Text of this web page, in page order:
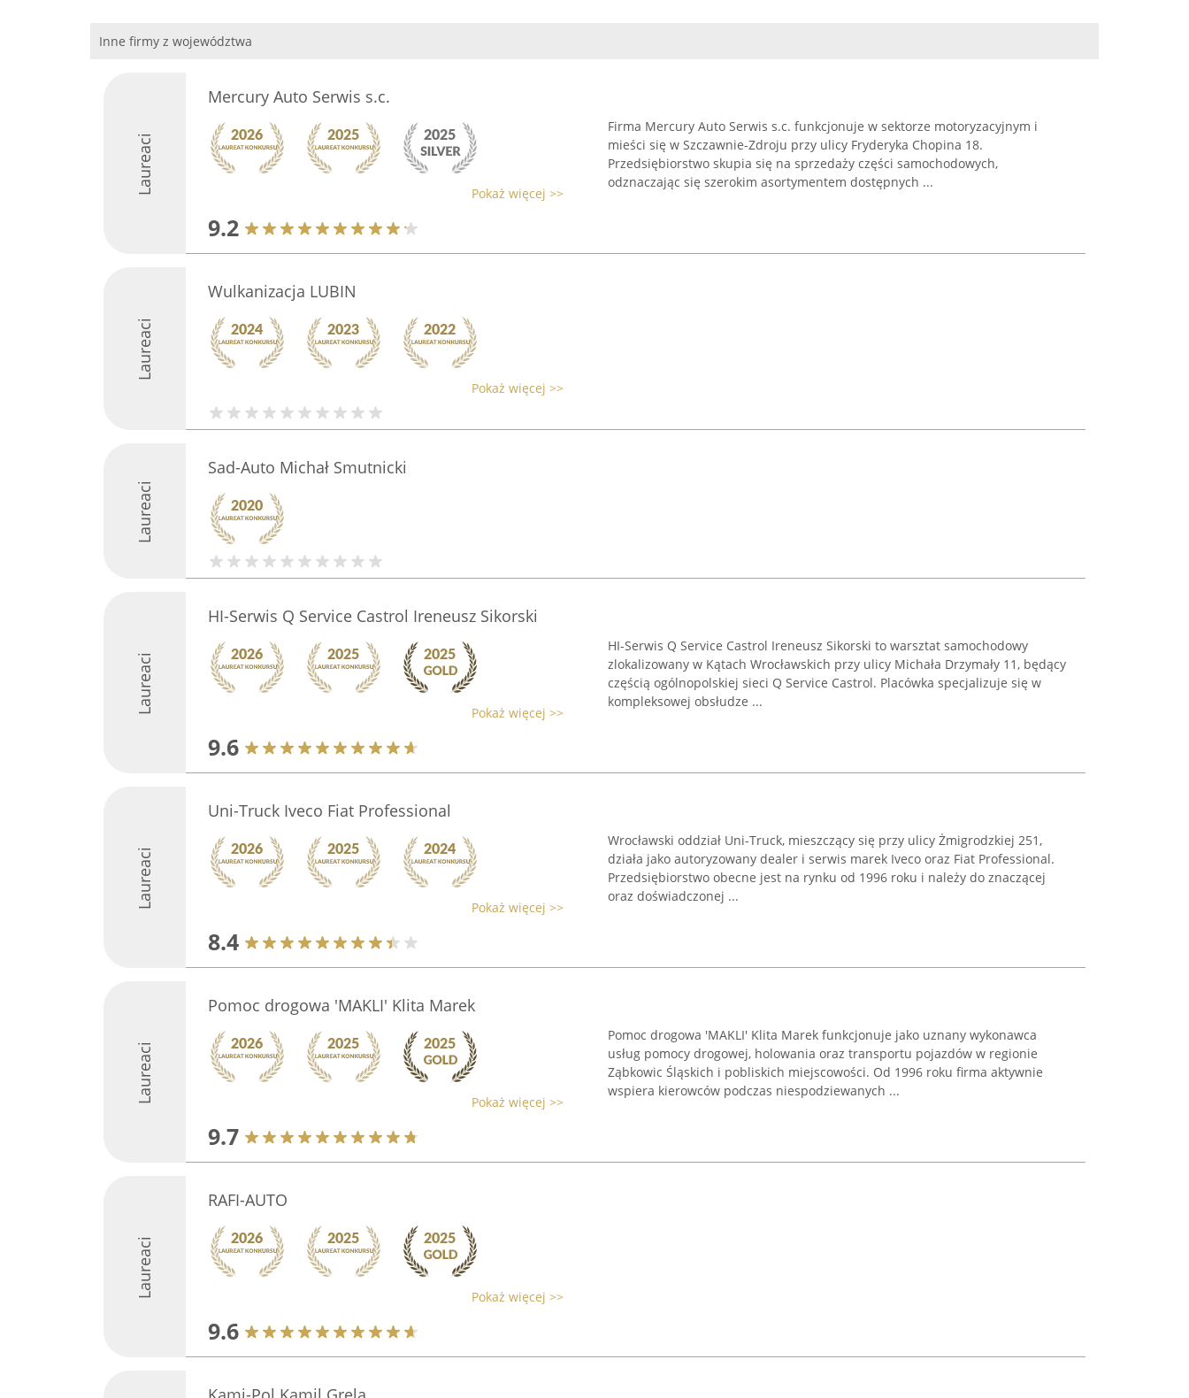
Inne firmy z województwa
Laureaci
Mercury Auto Serwis s.c.
Pokaż więcej >>
9.2
Firma Mercury Auto Serwis s.c. funkcjonuje w sektorze motoryzacyjnym i
mieści się w Szczawnie-Zdroju przy ulicy Fryderyka Chopina 18.
Przedsiębiorstwo skupia się na sprzedaży części samochodowych,
odznaczając się szerokim asortymentem dostępnych ...
Laureaci
Wulkanizacja LUBIN
Pokaż więcej >>
Laureaci
Sad-Auto Michał Smutnicki
Laureaci
HI-Serwis Q Service Castrol Ireneusz Sikorski
Pokaż więcej >>
9.6
HI-Serwis Q Service Castrol Ireneusz Sikorski to warsztat samochodowy
zlokalizowany w Kątach Wrocławskich przy ulicy Michała Drzymały 11, będący
częścią ogólnopolskiej sieci Q Service Castrol. Placówka specjalizuje się w
kompleksowej obsłudze ...
Laureaci
Uni-Truck Iveco Fiat Professional
Pokaż więcej >>
8.4
Wrocławski oddział Uni-Truck, mieszczący się przy ulicy Żmigrodzkiej 251,
działa jako autoryzowany dealer i serwis marek Iveco oraz Fiat Professional.
Przedsiębiorstwo obecne jest na rynku od 1996 roku i należy do znaczącej
oraz doświadczonej ...
Laureaci
Pomoc drogowa 'MAKLI' Klita Marek
Pokaż więcej >>
9.7
Pomoc drogowa 'MAKLI' Klita Marek funkcjonuje jako uznany wykonawca
usług pomocy drogowej, holowania oraz transportu pojazdów w regionie
Ząbkowic Śląskich i pobliskich miejscowości. Od 1996 roku firma aktywnie
wspiera kierowców podczas niespodziewanych ...
Laureaci
RAFI-AUTO
Pokaż więcej >>
9.6